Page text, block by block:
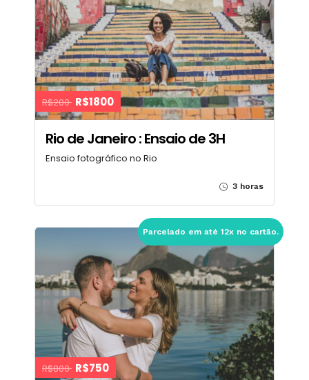
R$200 R$1800
Rio de Janeiro : Ensaio de 3H
Ensaio fotográfico no Rio
3 horas
Parcelado em até 12x no cartão.
R$800 R$750